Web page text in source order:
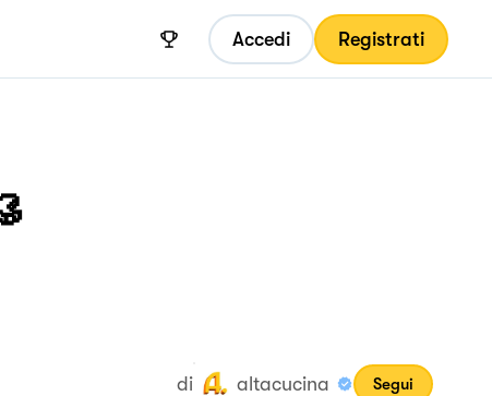
Accedi Registrati
di altacucina Segui